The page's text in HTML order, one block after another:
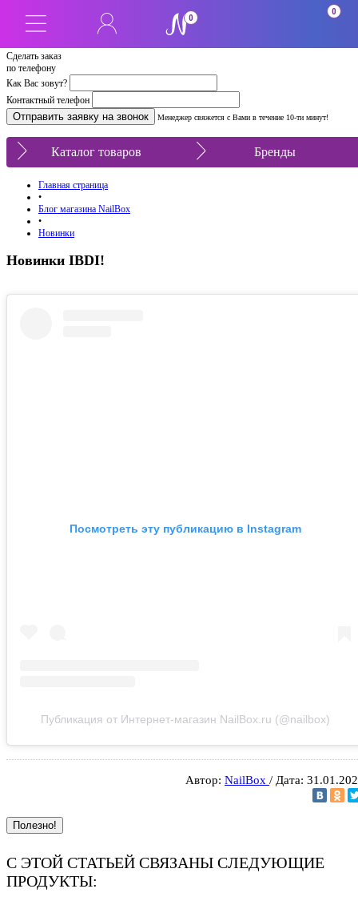
Сделать заказ
по телефону
Как Вас зовут?
Контактный телефон
Менеджер свяжется с Вами в течение 10-ти минут!
0
0
Каталог товаров Бренды
Главная страница
•
Блог магазина NailBox
•
Новинки
Новинки IBDI!
Посмотреть эту публикацию в Instagram
Публикация от Интернет-магазин NailBox.ru (@nailbox)
Автор: NailBox / Дата:
Полезно!
С ЭТОЙ СТАТЬЕЙ СВЯЗАНЫ СЛЕДУЮЩИЕ
ПРОДУКТЫ: